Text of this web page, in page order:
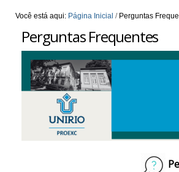
Você está aqui: Página Inicial / Perguntas
Perguntas Frequentes